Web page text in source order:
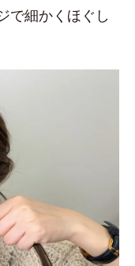
で細かくほぐし